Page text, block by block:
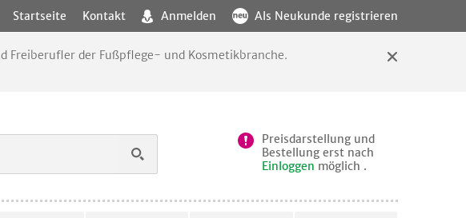
Startseite Kontakt Anmelden Als Neukunde registrieren
Freiberufler der Fußpflege- und Kosmetikbranche.
Preisdarstellung und
Bestellung erst nach
Einloggen möglich .